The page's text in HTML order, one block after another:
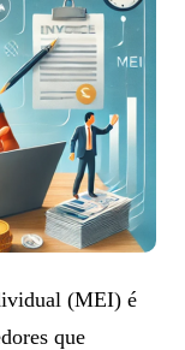
(MEI) é
que